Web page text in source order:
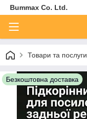
Bummax Co. Ltd.
Товари та послуги
Безкоштовна доставка